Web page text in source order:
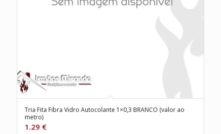
Tria Fita Fibra Vidro Autocolante 1×0,3 BRANCO (valor ao
metro)
1.29 €